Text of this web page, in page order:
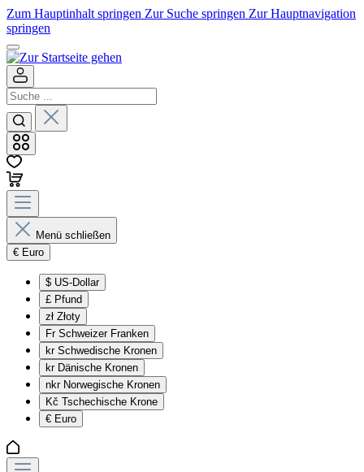
Zum Hauptinhalt springen Zur Suche springen Zur Hauptnavigation
springen
Menü schließen
€ Euro
$ US-Dollar
£ Pfund
zł Złoty
Fr Schweizer Franken
kr Schwedische Kronen
kr Dänische Kronen
nkr Norwegische Kronen
Kč Tschechische Krone
€ Euro